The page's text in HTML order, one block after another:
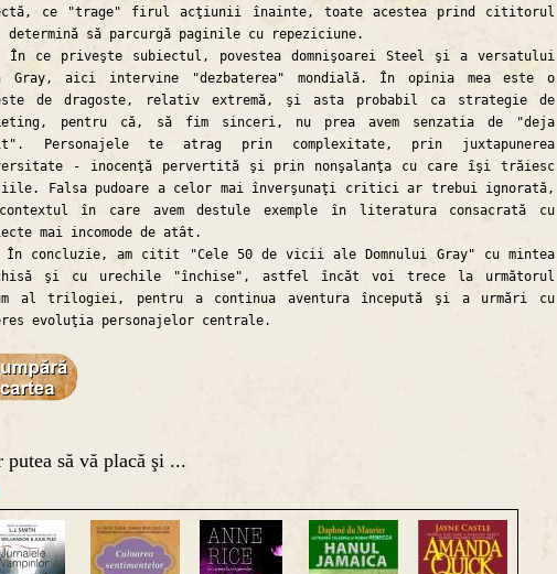
ce "trage" firul acţiunii înainte, toate acestea prind cititorul
să parcurgă paginile cu repeziciune.
priveşte subiectul, povestea domnişoarei Steel şi a versatului
Gray, aici intervine "dezbaterea" mondială. În opinia mea este o
de dragoste, relativ extremă, şi asta probabil ca strategie de
pentru că, să fim sinceri, nu prea avem senzatia de "deja
Personajele te atrag prin complexitate, prin juxtapunerea
- inocenţă pervertită şi prin nonşalanţa cu care îşi trăiesc
Falsa pudoare a celor mai înverşunaţi critici ar trebui ignorată,
în care avem destule exemple în literatura consacrată cu
mai incomode de atât.
am citit "Cele 50 de vicii ale Domnului Gray" cu mintea
şi cu urechile "închise", astfel încăt voi trece la următorul
al trilogiei, pentru a continua aventura începută şi a urmări cu
evoluţia personajelor centrale.
putea să vă placă şi ...